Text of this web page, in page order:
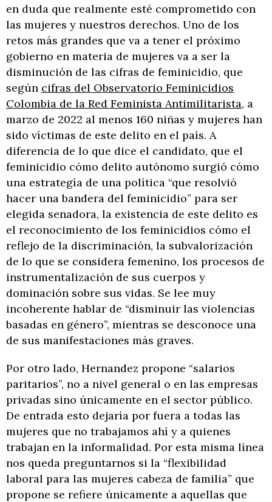
en duda que realmente esté comprometido con
las mujeres y nuestros derechos. Uno de los
retos más grandes que va a tener el próximo
gobierno en materia de mujeres va a ser la
disminución de las cifras de feminicidio, que
según cifras del Observatorio Feminicidios
Colombia de la Red Feminista Antimilitarista, a
marzo de 2022 al menos 160 niñas y mujeres han
sido víctimas de este delito en el país. A
diferencia de lo que dice el candidato, que el
feminicidio cómo delito autónomo surgió cómo
una estrategía de una política “que resolvió
hacer una bandera del feminicidio” para ser
elegida senadora, la existencia de este delito es
el reconocimiento de los feminicidios cómo el
reflejo de la discriminación, la subvalorización
de lo que se considera femenino, los procesos de
instrumentalización de sus cuerpos y
dominación sobre sus vidas. Se lee muy
incoherente hablar de “disminuir las violencias
basadas en género”, mientras se desconoce una
de sus manifestaciones más graves.
Por otro lado, Hernandez propone “salarios
paritarios”, no a nivel general o en las empresas
privadas sino únicamente en el sector público.
De entrada esto dejaría por fuera a todas las
mujeres que no trabajamos ahí y a quienes
trabajan en la informalidad. Por esta misma línea
nos queda preguntarnos si la “flexibilidad
laboral para las mujeres cabeza de familia” que
propone se refiere únicamente a aquellas que